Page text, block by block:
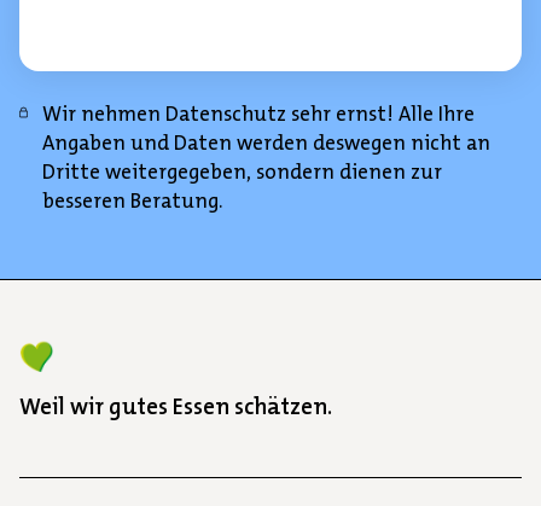
Wir nehmen Datenschutz sehr ernst! Alle Ihre
Angaben und Daten werden deswegen nicht an
Dritte weitergegeben, sondern dienen zur
besseren Beratung.
Weil wir gutes Essen schätzen.